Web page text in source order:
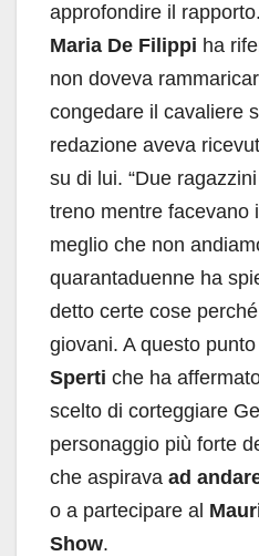
approfondire il
Maria De Filippi ha
non doveva
congedare il cavaliere
redazione aveva
su di lui. “Due
treno mentre facevano
meglio che non
quarantaduenne ha
detto certe cose
giovani. A questo
Sperti che ha
scelto di corteggiare
personaggio più forte
che aspirava ad
o a partecipare al
Show.